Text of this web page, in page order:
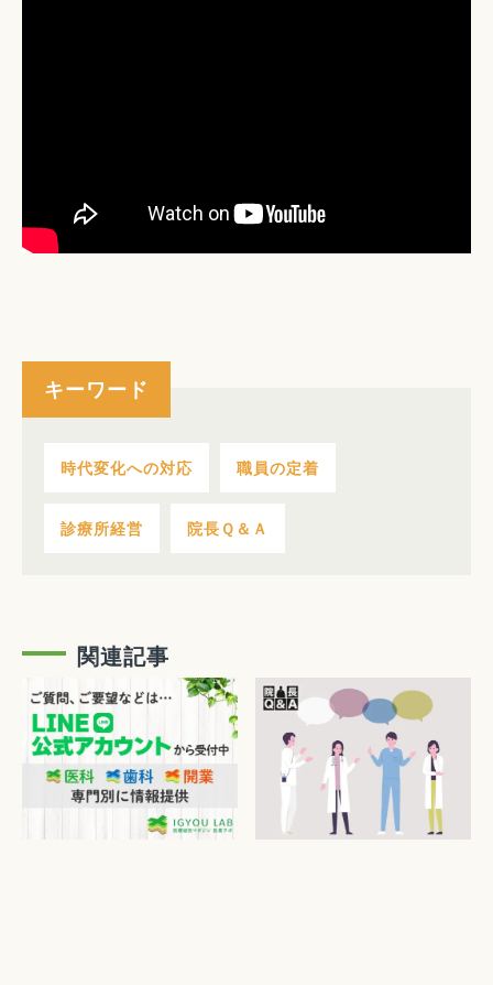
キーワード
時代変化への対応 職員の定着
診療所経営 院長Ｑ＆Ａ
関連記事